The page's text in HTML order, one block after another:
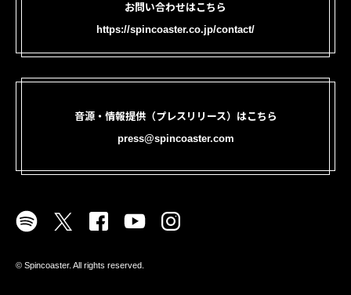
お問い合わせはこちら
https://spincoaster.co.jp/contact/
音源・情報提供（プレスリリース）はこちら
press@spincoaster.com
©︎ Spincoaster. All rights reserved.